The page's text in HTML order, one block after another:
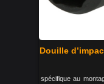
Douille
spécifique au